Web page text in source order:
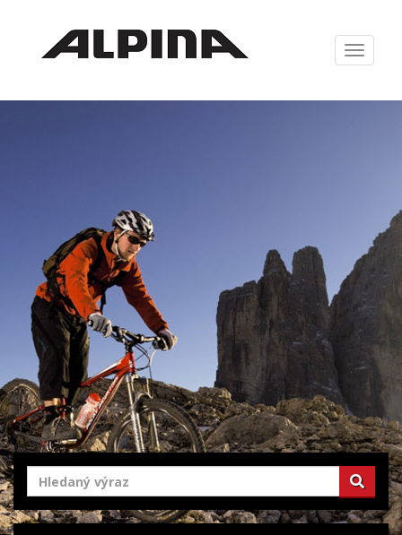
Zabrazit
navigaci